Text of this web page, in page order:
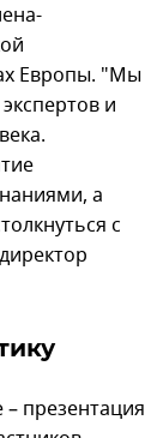
Европы. "Мы
и
а
с
презентация